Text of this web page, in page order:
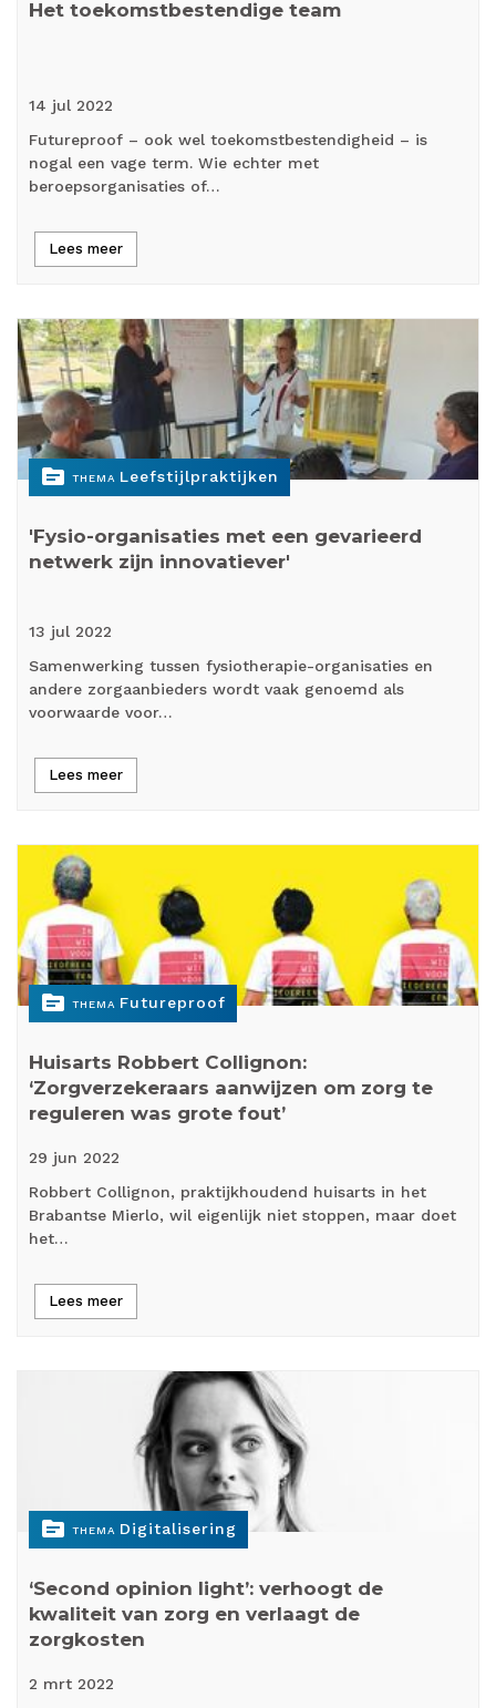
Het toekomstbestendige team
14 jul 2022
Futureproof – ook wel toekomstbestendigheid – is
nogal een vage term. Wie echter met
beroepsorganisaties of…
Lees meer
topic THEMA Leefstijlpraktijken
'Fysio-organisaties met een gevarieerd
netwerk zijn innovatiever'
13 jul 2022
Samenwerking tussen fysiotherapie-organisaties en
andere zorgaanbieders wordt vaak genoemd als
voorwaarde voor…
Lees meer
topic THEMA Futureproof
Huisarts Robbert Collignon:
‘Zorgverzekeraars aanwijzen om zorg te
reguleren was grote fout’
29 jun 2022
Robbert Collignon, praktijkhoudend huisarts in het
Brabantse Mierlo, wil eigenlijk niet stoppen, maar doet
het…
Lees meer
topic THEMA Digitalisering
‘Second opinion light’: verhoogt de
kwaliteit van zorg en verlaagt de
zorgkosten
2 mrt 2022